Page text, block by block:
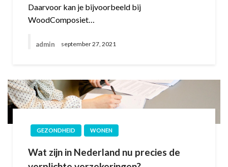
Daarvoor kan je bijvoorbeeld bij
WoodComposiet…
admin september 27, 2021
GEZONDHEID WONEN
Wat zijn in Nederland nu precies de